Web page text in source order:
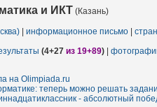
и ИКТ (Казань)
информационное письмо
(4+27 из 19+89)
на Olimpiada.ru
теперь можно решать
- абсолютный